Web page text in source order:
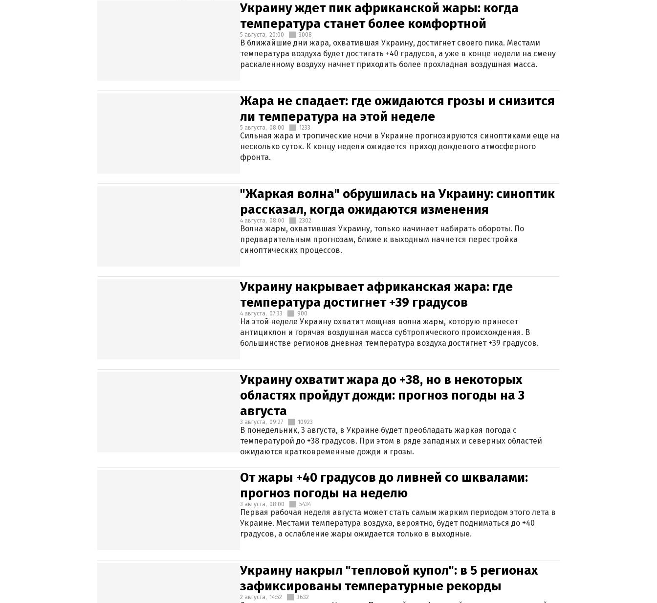
Украину ждет пик африканской жары: когда
температура станет более комфортной
5 августа, 20:00 3008
В ближайшие дни жара, охватившая Украину, достигнет своего пика. Местами
температура воздуха будет достигать +40 градусов, а уже в конце недели на смену
раскаленному воздуху начнет приходить более прохладная воздушная масса.
Жара не спадает: где ожидаются грозы и снизится
ли температура на этой неделе
5 августа, 08:00 1233
Сильная жара и тропические ночи в Украине прогнозируются синоптиками еще на
несколько суток. К концу недели ожидается приход дождевого атмосферного
фронта.
"Жаркая волна" обрушилась на Украину: синоптик
рассказал, когда ожидаются изменения
4 августа, 08:00 2302
Волна жары, охватившая Украину, только начинает набирать обороты. По
предварительным прогнозам, ближе к выходным начнется перестройка
синоптических процессов.
Украину накрывает африканская жара: где
температура достигнет +39 градусов
4 августа, 07:33 900
На этой неделе Украину охватит мощная волна жары, которую принесет
антициклон и горячая воздушная масса субтропического происхождения. В
большинстве регионов дневная температура воздуха достигнет +39 градусов.
Украину охватит жара до +38, но в некоторых
областях пройдут дожди: прогноз погоды на 3
августа
3 августа, 09:27 10923
В понедельник, 3 августа, в Украине будет преобладать жаркая погода с
температурой до +38 градусов. При этом в ряде западных и северных областей
ожидаются кратковременные дожди и грозы.
От жары +40 градусов до ливней со шквалами:
прогноз погоды на неделю
3 августа, 08:00 5434
Первая рабочая неделя августа может стать самым жарким периодом этого лета в
Украине. Местами температура воздуха, вероятно, будет подниматься до +40
градусов, а ослабление жары ожидается только в выходные.
Украину накрыл "тепловой купол": в 5 регионах
зафиксированы температурные рекорды
2 августа, 14:52 3632